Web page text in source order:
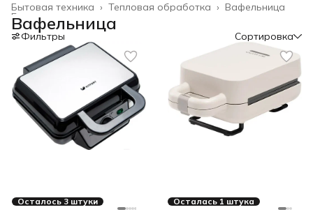
Вафельница
Тепловая обработка ›
Бытовая техника ›
Главная
Вафельница
Фильтры Сортировка
Осталось 3 штуки Осталась 1 штука